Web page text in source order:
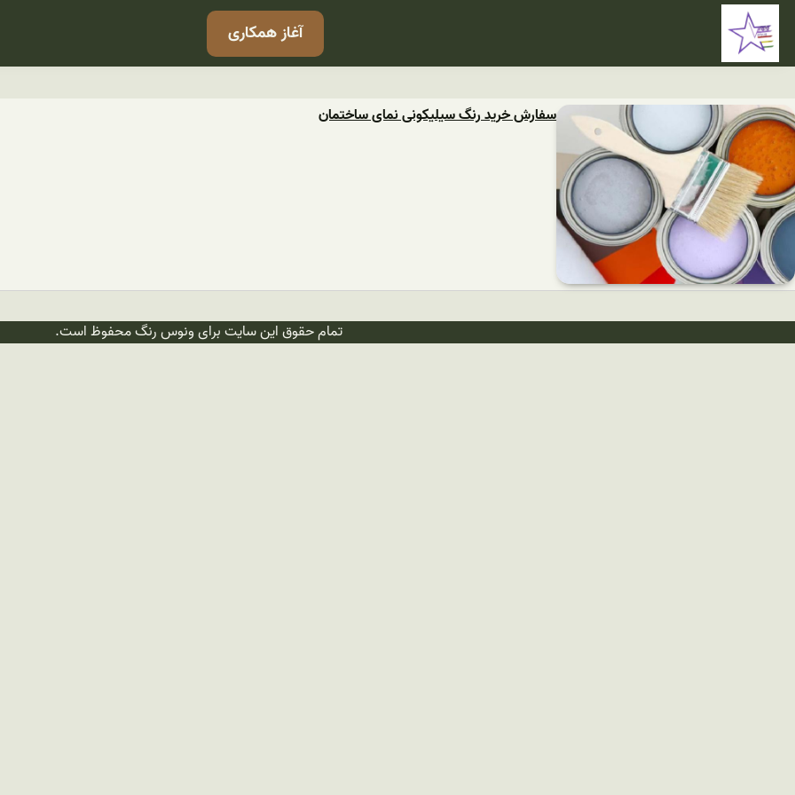
آغاز همکاری
سفارش خرید رنگ سیلیکونی نمای ساختمان
تمام حقوق این سایت برای ونوس رنگ محفوظ است.